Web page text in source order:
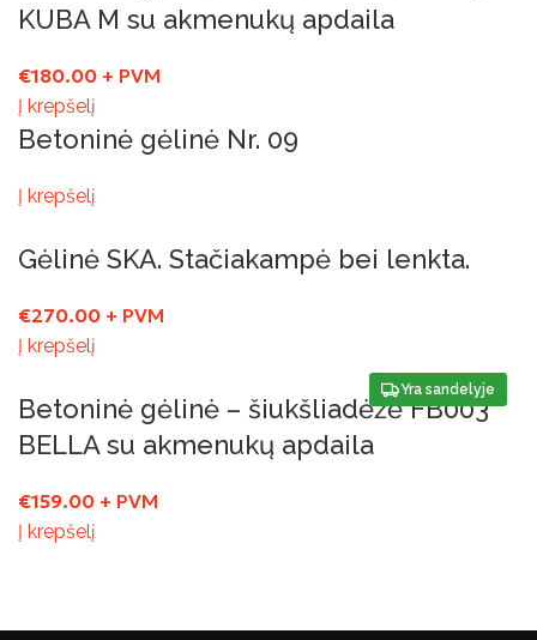
KUBA M su akmenukų apdaila
€180.00 + PVM
Į krepšelį
Betoninė gėlinė Nr. 09
Į krepšelį
Gėlinė SKA. Stačiakampė bei lenkta.
€270.00 + PVM
Į krepšelį
Yra sandelyje
Betoninė gėlinė – šiukšliadėžė FB003
BELLA su akmenukų apdaila
€159.00 + PVM
Į krepšelį